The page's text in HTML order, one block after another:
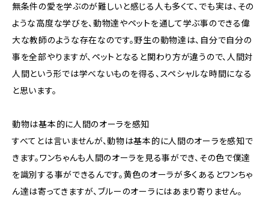
無条件の愛を学ぶのが難しいと感じる人も多くて、でも実は、その
ような高度な学びを、動物達やペットを通して学ぶ事のできる偉
大な教師のような存在なのです。野生の動物達は、自分で自分の
事を全部やりますが、ペットとなると関わり方が違うので、人間対
人間という形では学べないものを得る、スペシャルな時間になる
と思います。
動物は基本的に人間のオーラを感知
すべてとは言いませんが、動物は基本的に人間のオーラを感知で
きます。ワンちゃんも人間のオーラを見る事ができ、その色で僕達
を識別する事ができるんです。黄色のオーラが多くあるとワンちゃ
ん達は寄ってきますが、ブルーのオーラにはあまり寄りません。